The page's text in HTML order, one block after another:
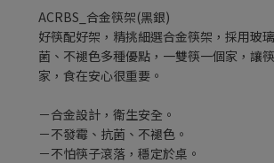
ACRBS_合金筷架(黑銀)
好筷配好架，精挑細選合金筷架，採用玻
菌、不褪色多種優點，一雙筷一個家，
家，食在安心很重要。
－合金設計，衛生安全。
－不發霉、抗菌、不褪色。
－不怕筷子滾落，穩定於桌。